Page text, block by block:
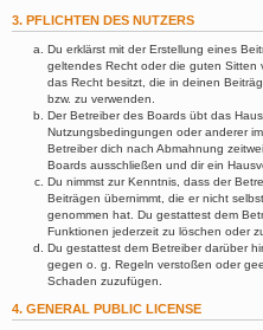
3. PFLICHTEN DES NUTZERS
Du erklärst mit der Erstellung eines
geltendes Recht oder die guten Sitten
das Recht besitzt, die in deinen
bzw. zu verwenden.
Der Betreiber des Boards übt das
Nutzungsbedingungen oder anderer
Betreiber dich nach Abmahnung
Boards ausschließen und dir ein
Du nimmst zur Kenntnis, dass der
Beiträgen übernimmt, die er nicht
genommen hat. Du gestattest dem
Funktionen jederzeit zu löschen oder
Du gestattest dem Betreiber darüber
gegen o. g. Regeln verstoßen oder
Schaden zuzufügen.
4. GENERAL PUBLIC LICENSE